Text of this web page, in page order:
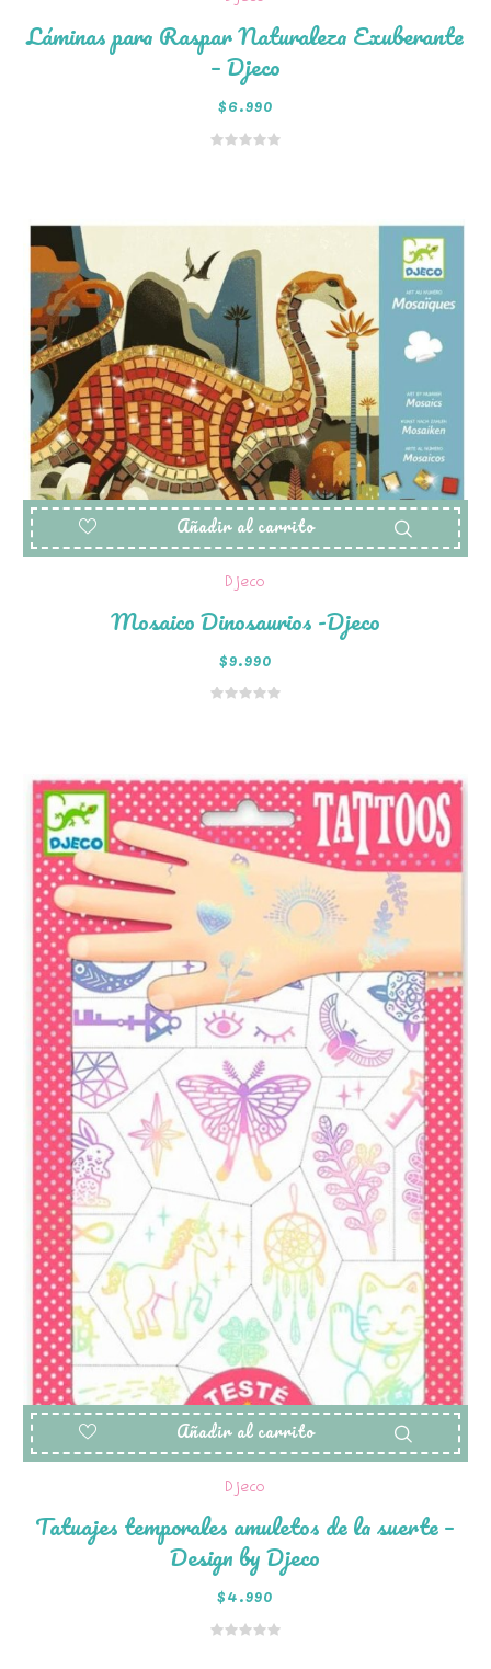
Láminas para Raspar Naturaleza Exuberante
– Djeco
$6.990
Añadir al carrito
Djeco
Mosaico Dinosaurios -Djeco
$9.990
Añadir al carrito
Djeco
Tatuajes temporales amuletos de la suerte –
Design by Djeco
$4.990